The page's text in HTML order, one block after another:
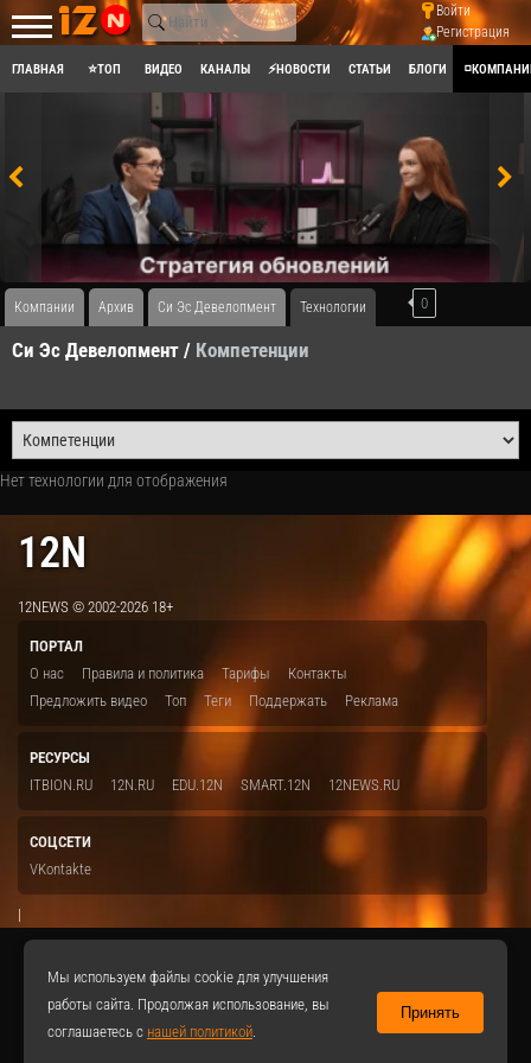
Войти
Регистрация
ГЛАВНАЯ ⭐ТОП ВИДЕО КАНАЛЫ ⚡НОВОСТИ СТАТЬИ БЛОГИ
Компании Архив Си Эс Девелопмент Технологии
Си Эс Девелопмент / Компетенции
0
Нет технологии для отображения
12N
12NEWS © 2002-2026 18+
ПОРТАЛ
О нас
Правила и политика Тарифы
Контакты
Предложить видео
Топ Теги Поддержать Реклама
РЕСУРСЫ
ITBION.RU
12N.RU EDU.12N SMART.12N 12NEWS.RU
СОЦСЕТИ
VKontakte
|
Мы используем файлы cookie для улучшения
работы сайта. Продолжая использование, вы
соглашаетесь с нашей политикой.
Принять